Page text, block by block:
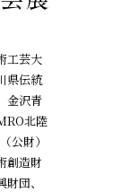
工芸大
県伝統
金沢青
北陸
公財）
創造財
団、